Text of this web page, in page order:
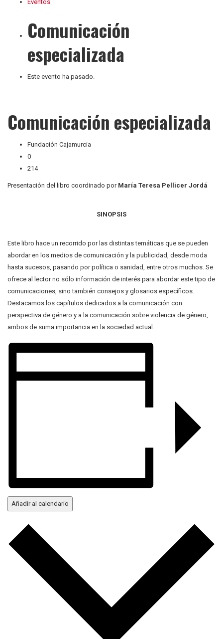
Eventos
Comunicación
especializada
Este evento ha pasado.
Comunicación especializada
Fundación Cajamurcia
0
214
Presentación del libro coordinado por María Teresa Pellicer Jordá
SINOPSIS
Este libro hace un recorrido por las distintas temáticas que se pueden
abordar en los medios de comunicación y la publicidad, desde moda
hasta sucesos, pasando por política o sanidad, entre otros muchos. Se
ofrece al lector no sólo información de interés para abordar este tipo de
comunicaciones, sino también consejos y glosarios específicos.
Destacamos los capítulos dedicados a la comunicación con
perspectiva de género y a la comunicación sobre violencia de género,
ambos de suma importancia en la sociedad actual.
Añadir al calendario